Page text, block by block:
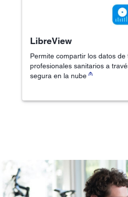
LibreView
Permite compartir los datos
profesionales sanitarios a
segura en la nube ₼